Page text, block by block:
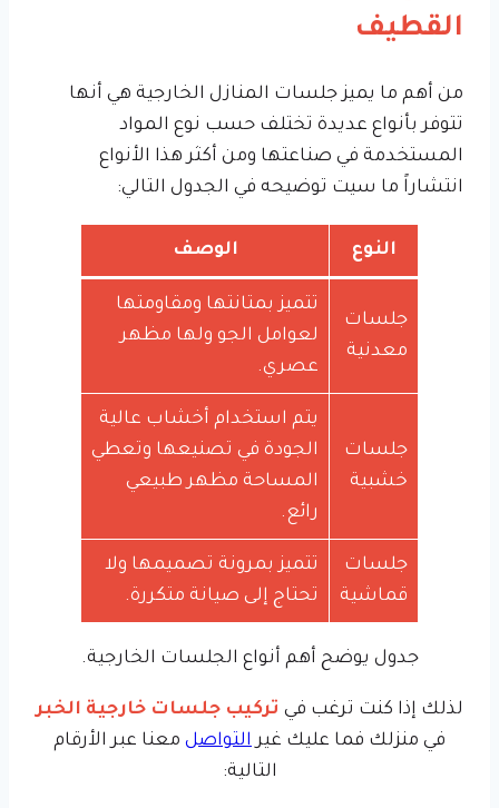
القطيف
من أهم ما يميز جلسات المنازل الخارجية هي أنها
تتوفر بأنواع عديدة تختلف حسب نوع المواد
المستخدمة في صناعتها ومن أكثر هذا الأنواع
انتشاراً ما سيت توضيحه في الجدول التالي:
النوع الوصف
جلسات
معدنية
تتميز بمتانتها ومقاومتها
لعوامل الجو ولها مظهر
عصري.
جلسات
خشبية
يتم استخدام أخشاب عالية
الجودة في تصنيعها وتعطي
المساحة مظهر طبيعي
رائع.
جلسات
قماشية
تتميز بمرونة تصميمها ولا
تحتاج إلى صيانة متكررة.
جدول يوضح أهم أنواع الجلسات الخارجية.
لذلك إذا كنت ترغب في تركيب جلسات خارجية الخبر
في منزلك فما عليك غيرالتواصل معنا عبر الأرقام
التالية: